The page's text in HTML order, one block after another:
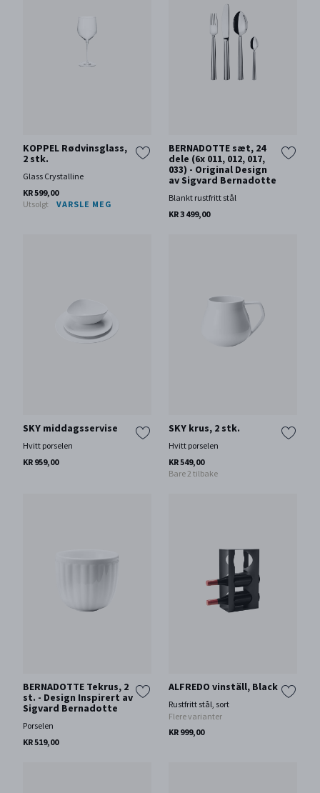
KOPPEL Rødvinsglass,
2 stk.
Glass Crystalline
KR 599,00
Utsolgt
VARSLE MEG
BERNADOTTE sæt, 24
dele (6x 011, 012, 017,
033) - Original Design
av Sigvard Bernadotte
Blankt rustfritt stål
KR 3 499,00
SKY middagsservise
Hvitt porselen
KR 959,00
SKY krus, 2 stk.
Hvitt porselen
KR 549,00
Bare 2 tilbake
BERNADOTTE Tekrus, 2
st. - Design Inspirert av
Sigvard Bernadotte
Porselen
KR 519,00
ALFREDO vinställ, Black
Rustfritt stål, sort
Flere varianter
KR 999,00